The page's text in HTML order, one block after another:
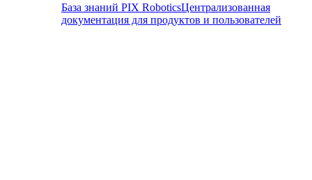
База знаний PIX RoboticsЦентрализованная
документация для продуктов и пользователей